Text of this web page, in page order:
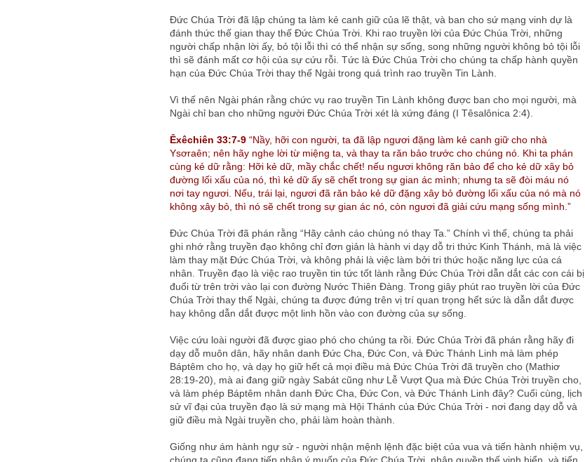
Đức Chúa Trời đã lập chúng ta làm kẻ canh giữ của lẽ thật, và ban cho sứ mạng vinh dự là
đánh thức thế gian thay thế Đức Chúa Trời. Khi rao truyền lời của Đức Chúa Trời, những
người chấp nhận lời ấy, bỏ tội lỗi thì có thể nhận sự sống, song những người không bỏ tội lỗi
thì sẽ đánh mất cơ hội của sự cứu rỗi. Tức là Đức Chúa Trời cho chúng ta chấp hành quyền
hạn của Đức Chúa Trời thay thế Ngài trong quá trình rao truyền Tin Lành.
Vì thế nên Ngài phán rằng chức vụ rao truyền Tin Lành không được ban cho mọi người, mà
Ngài chỉ ban cho những người Đức Chúa Trời xét là xứng đáng (I Têsalônica 2:4).
Êxêchiên 33:7-9 “Nầy, hỡi con người, ta đã lập ngươi đặng làm kẻ canh giữ cho nhà
Ysơraên; nên hãy nghe lời từ miệng ta, và thay ta răn bảo trước cho chúng nó. Khi ta phán
cùng kẻ dữ rằng: Hỡi kẻ dữ, mầy chắc chết! nếu ngươi không răn bảo để cho kẻ dữ xây bỏ
đường lối xấu của nó, thì kẻ dữ ấy sẽ chết trong sự gian ác mình; nhưng ta sẽ đòi máu nó
nơi tay ngươi. Nếu, trái lại, ngươi đã răn bảo kẻ dữ đặng xây bỏ đường lối xấu của nó mà nó
không xây bỏ, thì nó sẽ chết trong sự gian ác nó, còn ngươi đã giải cứu mạng sống mình.”
Đức Chúa Trời đã phán rằng “Hãy cảnh cáo chúng nó thay Ta.” Chính vì thế, chúng ta phải
ghi nhớ rằng truyền đạo không chỉ đơn giản là hành vi dạy dỗ tri thức Kinh Thánh, mà là việc
làm thay mặt Đức Chúa Trời, và không phải là việc làm bởi tri thức hoặc năng lực của cá
nhân. Truyền đạo là việc rao truyền tin tức tốt lành rằng Đức Chúa Trời dẫn dắt các con cái bị
đuổi từ trên trời vào lại con đường Nước Thiên Đàng. Trong giây phút rao truyền lời của Đức
Chúa Trời thay thế Ngài, chúng ta được đứng trên vị trí quan trọng hết sức là dẫn dắt được
hay không dẫn dắt được một linh hồn vào con đường của sự sống.
Việc cứu loài người đã được giao phó cho chúng ta rồi. Đức Chúa Trời đã phán rằng hãy đi
dạy dỗ muôn dân, hãy nhân danh Ðức Cha, Ðức Con, và Ðức Thánh Linh mà làm phép
Báptêm cho họ, và dạy họ giữ hết cả mọi điều mà Đức Chúa Trời đã truyền cho (Mathiơ
28:19-20), mà ai đang giữ ngày Sabát cũng như Lễ Vượt Qua mà Đức Chúa Trời truyền cho,
và làm phép Báptêm nhân danh Ðức Cha, Ðức Con, và Ðức Thánh Linh đây? Cuối cùng, lịch
sử vĩ đại của truyền đạo là sứ mạng mà Hội Thánh của Đức Chúa Trời - nơi đang dạy dỗ và
giữ điều mà Ngài truyền cho, phải làm hoàn thành.
Giống như ám hành ngự sử - người nhận mệnh lệnh đặc biệt của vua và tiến hành nhiệm vụ,